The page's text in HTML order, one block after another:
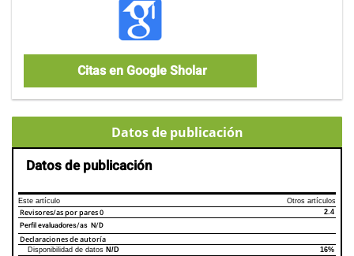
Citas en Google Sholar
Datos de publicación
Datos de publicación
Este artículo Otros artículos
Revisores/as por pares0 2.4
Perfil evaluadores/as N/D
Declaraciones de autoría
Declaraciones de autoríaEste artículo
Disponibilidad de datos N/D 16%